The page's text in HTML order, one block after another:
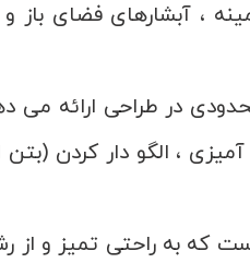
، آبشارهای فضای باز و
در طراحی ارائه می
، الگو دار کردن
که به راحتی تمیز و از